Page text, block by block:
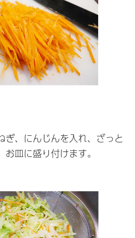
ぎ、にんじんを入れ、ざっと
皿に盛り付けます。